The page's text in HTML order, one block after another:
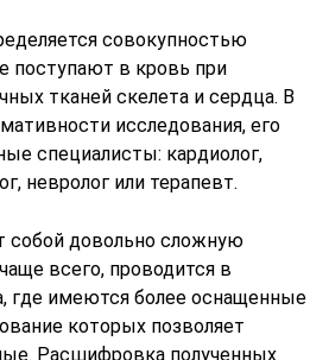
совокупностью
поступают в кровь при
тканей скелета и сердца. В
исследования, его
специалисты: кардиолог,
невролог или терапевт.
собой довольно сложную
всего, проводится в
где имеются более оснащенные
которых позволяет
Расшифровка полученных